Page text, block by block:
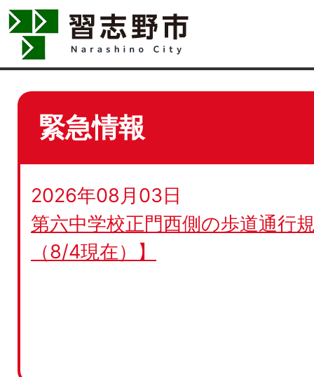
緊急情報
2026年08月03日
第六中学校正門西側の歩道通行
（8/4現在）】